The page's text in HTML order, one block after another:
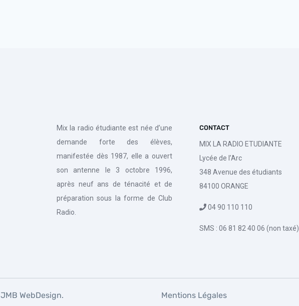
Mix la radio étudiante est née d’une
demande forte des élèves,
manifestée dès 1987, elle a ouvert
son antenne le 3 octobre 1996,
après neuf ans de ténacité et de
préparation sous la forme de Club
Radio.
CONTACT
MIX LA RADIO ETUDIANTE
Lycée de l’Arc
348 Avenue des étudiants
84100 ORANGE
04 90 110 110
SMS : 06 81 82 40 06 (non taxé)
JMB WebDesign. Mentions Légales